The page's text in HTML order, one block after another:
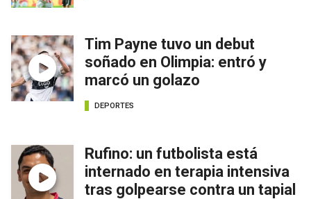
Tim Payne tuvo un debut
soñado en Olimpia: entró y
marcó un golazo
DEPORTES
Rufino: un futbolista está
internado en terapia intensiva
tras golpearse contra un tapial